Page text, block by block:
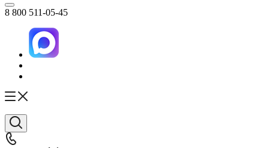
8 800 511-05-45